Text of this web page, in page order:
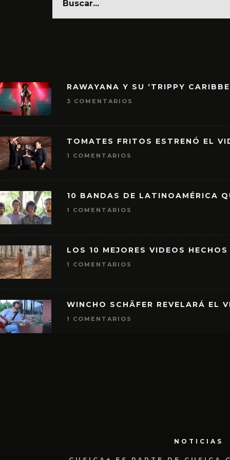
RAWAYANA Y SU ‘TRIPPY
3 COMENTARIOS
TOMATES FRITOS ESTRENÓ EL
1 COMENTARIOS
10 BANDAS DE LATINOAMÉRICA
1 COMENTARIOS
LOS 10 MEJORES VIDEOS
1 COMENTARIOS
WINCHO SCHÄFER REVELARÁ EL
1 COMENTARIOS
NOTICIAS